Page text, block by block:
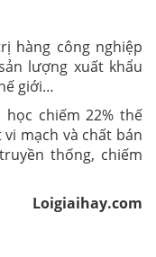
hàng công nghiệp
lượng xuất khẩu
giới…
chiếm 22% thế
mạch và chất bán
thống, chiếm
Loigiaihay.com